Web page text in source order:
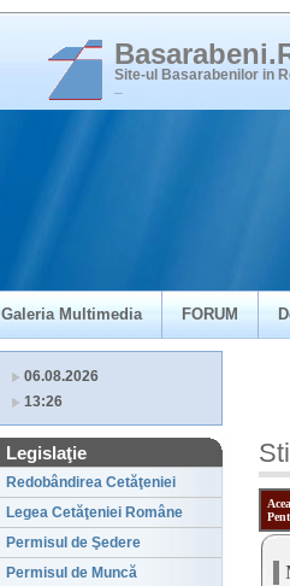
Site-ul Basarabenilor in
Galeria Multimedia FORUM
06.08.2026
13:26
Legislaţie
Redobândirea Cetăţeniei
Legea Cetăţeniei Române
Permisul de Şedere
Permisul de Muncă